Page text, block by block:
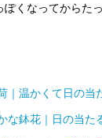
くなってからた
｜温かくて日の当
鉢花｜日の当た